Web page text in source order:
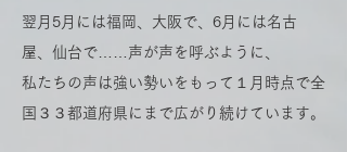
翌月5月には福岡、大阪で、6月には名古
屋、仙台で……声が声を呼ぶように、
私たちの声は強い勢いをもって１月時点で全
国３３都道府県にまで広がり続けています。